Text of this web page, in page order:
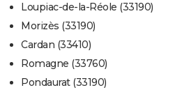
Loupiac-de-la-Réole (33190)
Morizès (33190)
Cardan (33410)
Romagne (33760)
Pondaurat (33190)